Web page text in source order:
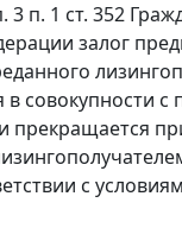
п. 1 ст. 352
залог
в совокупности с
прекращается
с